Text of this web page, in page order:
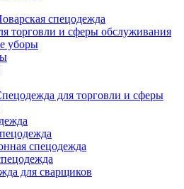
спецодежда
торговли и сферы обслуживания
уборы
для торговли и сферы
спецодежда
для сварщиков